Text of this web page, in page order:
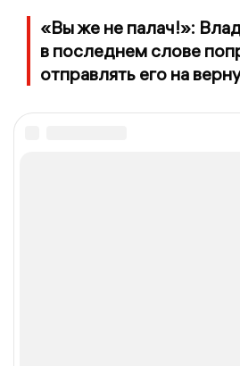
«Вы же не палач!»:
в последнем слове
отправлять его на